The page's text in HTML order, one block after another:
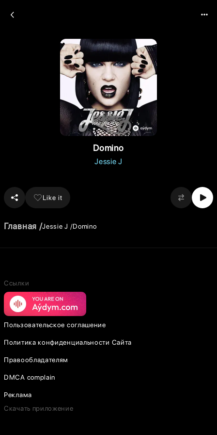
Domino
Jessie J
Like it
Главная Jessie J Domino
Ссылки
Пользовательское соглашение
Политика конфиденциальности Сайта
Правообладателям
DMCA complain
Реклама
Скачать приложение